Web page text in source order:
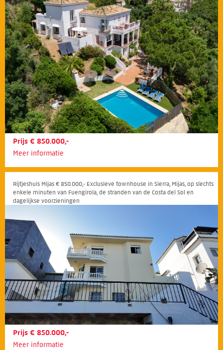
Prijs € 850.000,-
Meer informatie
Rijtjeshuis Mijas € 850.000,- Exclusieve townhouse in Sierra, Mijas, op slechts
enkele minuten van Fuengirola, de stranden van de Costa del Sol en
dagelijkse voorzieningen
Prijs € 850.000,-
Meer informatie